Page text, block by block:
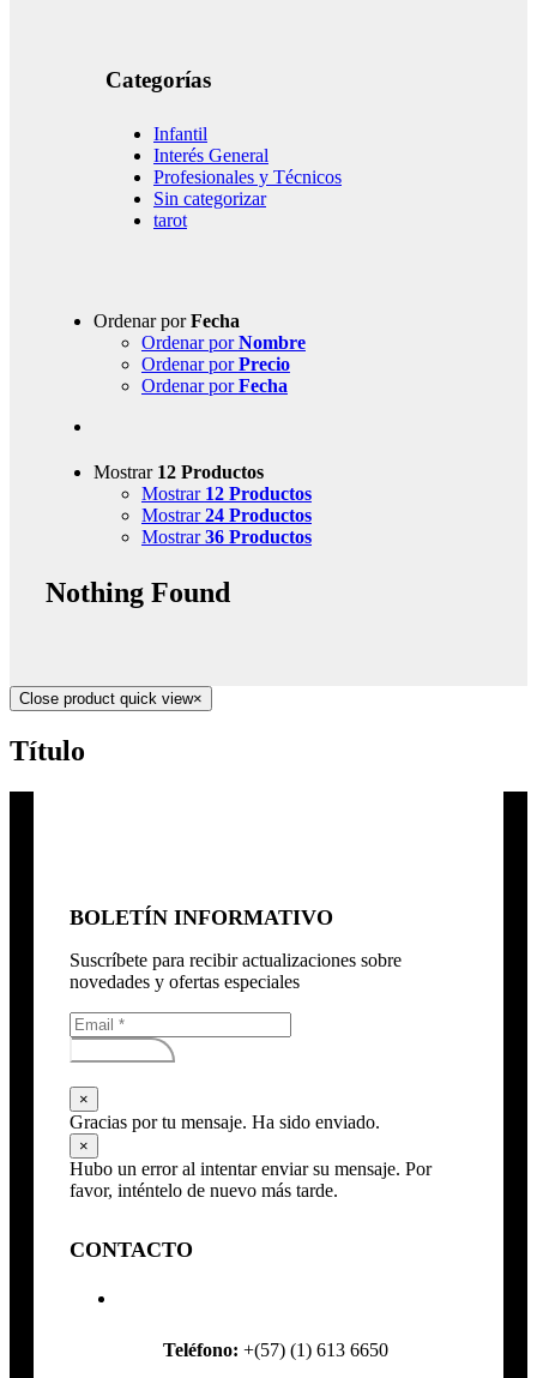
Categorías
Infantil
Interés General
Profesionales y Técnicos
Sin categorizar
tarot
Ordenar porFecha
Ordenar porNombre
Ordenar porPrecio
Ordenar porFecha
Mostrar 12 Productos
Mostrar 12 Productos
Mostrar24 Productos
Mostrar36 Productos
Nothing Found
Close product quick view×
Título
BOLETÍN INFORMATIVO
Suscríbete para recibir actualizaciones sobre
novedades y ofertas especiales
Subscribirse
×
Gracias por tu mensaje. Ha sido enviado.
×
Hubo un error al intentar enviar su mensaje. Por
favor, inténtelo de nuevo más tarde.
CONTACTO
Teléfono: +(57) (1) 613 6650